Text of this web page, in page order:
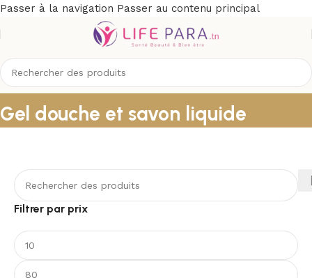
Passer à la navigation Passer au contenu principal
Gel douche et savon liquide
Filtrer par prix